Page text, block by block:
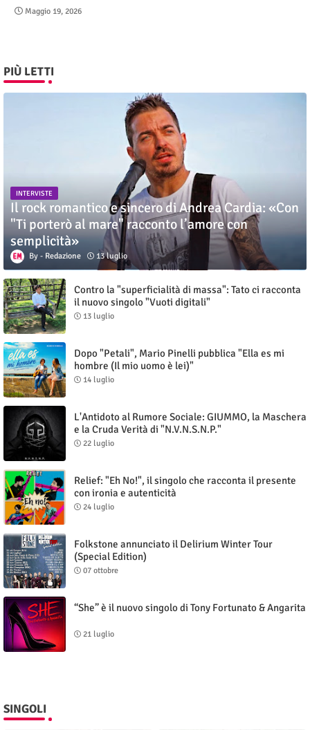
Maggio 19, 2026
PIÙ LETTI
INTERVISTE
Il rock romantico e sincero di Andrea Cardia: «Con
"Ti porterò al mare" racconto l’amore con
semplicità»
Redazione 13 luglio
Contro la "superficialità di massa": Tato ci racconta
il nuovo singolo "Vuoti digitali"
13 luglio
Dopo "Petali", Mario Pinelli pubblica "Ella es mi
hombre (Il mio uomo è lei)"
14 luglio
L'Antidoto al Rumore Sociale: GIUMMO, la Maschera
e la Cruda Verità di "N.V.N.S.N.P."
22 luglio
Relief: "Eh No!", il singolo che racconta il presente
con ironia e autenticità
24 luglio
Folkstone annunciato il Delirium Winter Tour
(Special Edition)
07 ottobre
“She” è il nuovo singolo di Tony Fortunato & Angarita
21 luglio
SINGOLI